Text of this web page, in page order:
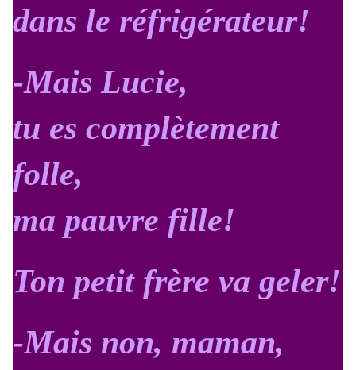
dans le réfrigérateur!
-Mais Lucie,
tu es complètement
folle,
ma pauvre fille!
Ton petit frère va geler!
-Mais non, maman,